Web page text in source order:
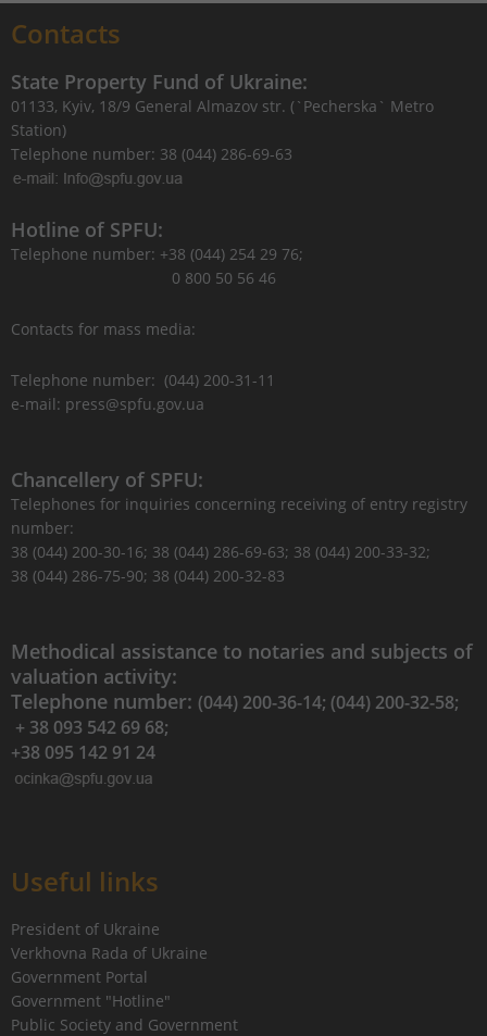
Contacts
State Property Fund of Ukraine:
01133, Kyiv, 18/9 General Almazov str. (`Pecherska` Metro
Station)
Telephone number: 38 (044) 286-69-63
Hotline of SPFU:
Telephone number: +38 (044) 254 29 76;
0 800 50 56 46
Contacts for mass media:
Telephone number: (044) 200-31-11
e-mail: press@spfu.gov.ua
Chancellery of SPFU:
Telephones for inquiries concerning receiving of entry registry
number:
38 (044) 200-30-16; 38 (044) 286-69-63; 38 (044) 200-33-32;
38 (044) 286-75-90; 38 (044) 200-32-83
Methodical assistance to notaries and subjects of
valuation activity:
Telephone number: (044) 200-36-14; (044) 200-32-58;
+ 38 093 542 69 68;
+38 095 142 91 24
Useful links
President of Ukraine
Verkhovna Rada of Ukraine
Government Portal
Government "Hotline"
Public Society and Government